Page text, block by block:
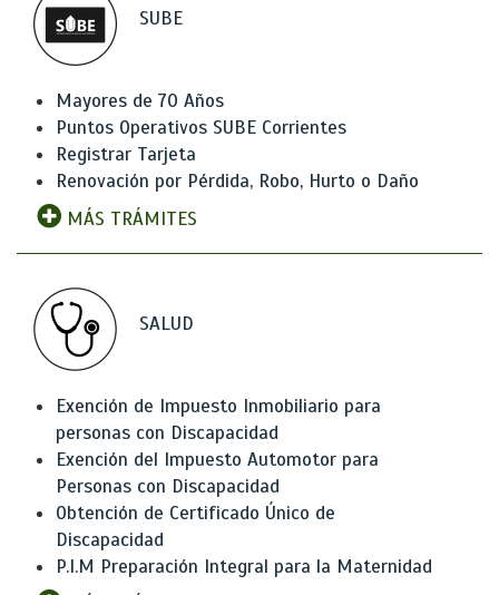
SUBE
Mayores de 70 Años
Puntos Operativos SUBE Corrientes
Registrar Tarjeta
Renovación por Pérdida, Robo, Hurto o Daño
MÁS TRÁMITES
SALUD
Exención de Impuesto Inmobiliario para
personas con Discapacidad
Exención del Impuesto Automotor para
Personas con Discapacidad
Obtención de Certificado Único de
Discapacidad
P.I.M Preparación Integral para la Maternidad